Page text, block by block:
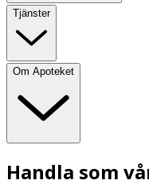
Tjänster
Om Apoteket
Handla som